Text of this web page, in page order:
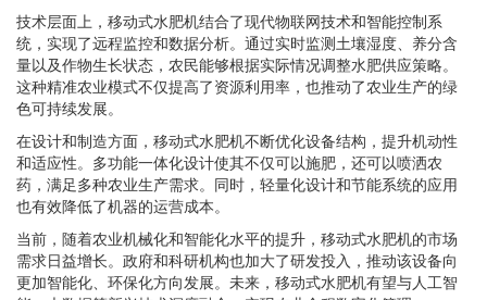
技术层面上，移动式水肥机结合了现代物联网技术和智能控制系
统，实现了远程监控和数据分析。通过实时监测土壤湿度、养分含
量以及作物生长状态，农民能够根据实际情况调整水肥供应策略。
这种精准农业模式不仅提高了资源利用率，也推动了农业生产的绿
色可持续发展。
在设计和制造方面，移动式水肥机不断优化设备结构，提升机动性
和适应性。多功能一体化设计使其不仅可以施肥，还可以喷洒农
药，满足多种农业生产需求。同时，轻量化设计和节能系统的应用
也有效降低了机器的运营成本。
当前，随着农业机械化和智能化水平的提升，移动式水肥机的市场
需求日益增长。政府和科研机构也加大了研发投入，推动该设备向
更加智能化、环保化方向发展。未来，移动式水肥机有望与人工智